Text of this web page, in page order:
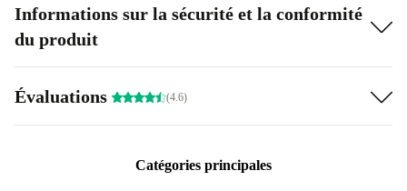
Informations sur la sécurité et la conformité
du produit
Évaluations (4.6)
Catégories principales